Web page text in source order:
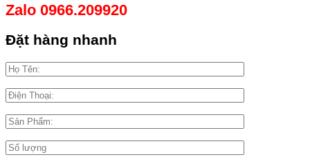
Zalo 0966.209920
Đặt hàng nhanh